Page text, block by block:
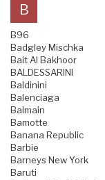
B
B96
Badgley Mischka
Bait Al Bakhoor
BALDESSARINI
Baldinini
Balenciaga
Balmain
Bamotte
Banana Republic
Barbie
Barneys New York
Baruti